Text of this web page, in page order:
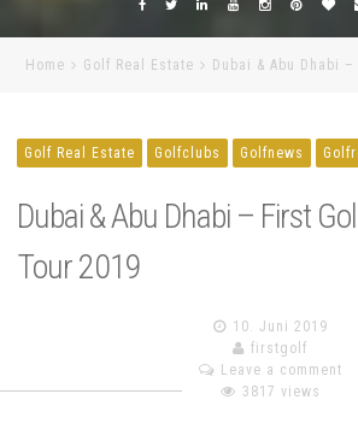
Home Golf Real Estate Dubai & Abu Dhabi
Golf Real Estate Golfclubs Golfnews
Dubai & Abu Dhabi – First
Tour 2019
10. Juni 2019
firstgolf
Leave a comment
3817 views